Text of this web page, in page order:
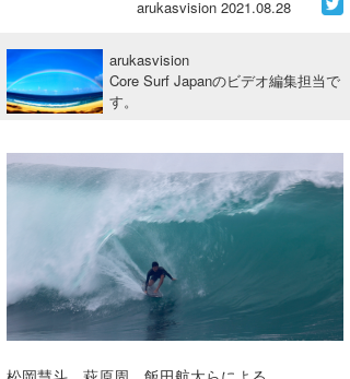
WAVE HUNTER波予想ツール
気象情報
ニュース
サーフィンエリアガイド
会員メニュー
今月のプレゼント
arukasvision 2021.08.28
arukasvision
Core Surf Japanのビデオ編集担当で
す。
ファッション/グッズ
アート＆エンタメ
コラム
トラベル
ショップ情報
ショップ情報
湘南
千葉北
伊豆
ウラナミ
お知らせ
その他
ルール＆How to